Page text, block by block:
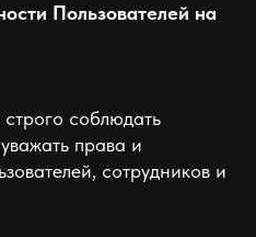
Пользователей на
соблюдать
права и
сотрудников и